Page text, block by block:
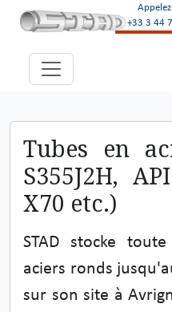
+33 3 44
Tubes en
S355J2H,
X70 etc.)
STAD stocke
aciers ronds
sur son site à